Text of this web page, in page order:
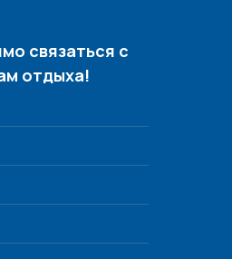
связаться с
отдыха!